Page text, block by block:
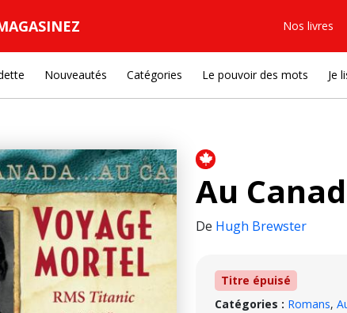
Nos livres
Nouveautés Catégories Le pouvoir des mots Je
Au
De Hugh Brewster
Titre épuisé
Catégories : Romans,